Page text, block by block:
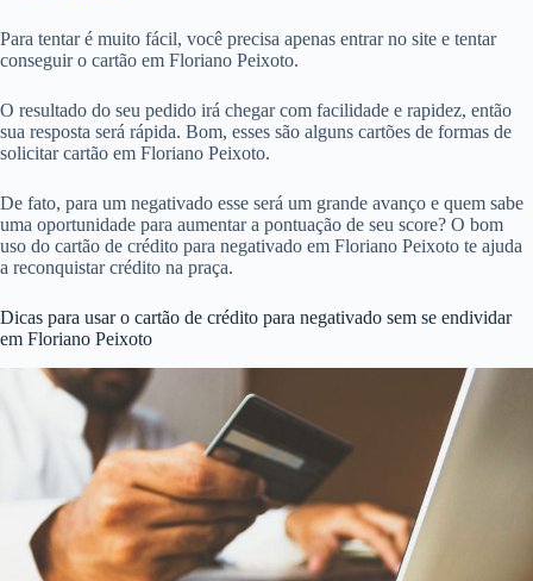
Para tentar é muito fácil, você precisa apenas entrar no site e tentar
conseguir o cartão em Floriano Peixoto.
O resultado do seu pedido irá chegar com facilidade e rapidez, então
sua resposta será rápida. Bom, esses são alguns cartões de formas de
solicitar cartão em Floriano Peixoto.
De fato, para um negativado esse será um grande avanço e quem sabe
uma oportunidade para aumentar a pontuação de seu score? O bom
uso do cartão de crédito para negativado em Floriano Peixoto te ajuda
a reconquistar crédito na praça.
Dicas para usar o cartão de crédito para negativado sem se endividar
em Floriano Peixoto